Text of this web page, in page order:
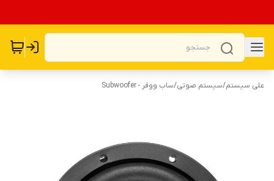
علی سیستم/سیستم صوتی/ساب ووفر - Subwoofer